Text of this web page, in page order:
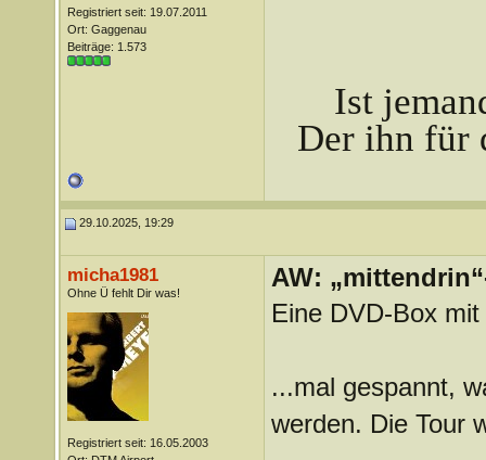
Registriert seit: 19.07.2011
Ort: Gaggenau
Beiträge: 1.573
Ist
Der ihn für
29.10.2025, 19:29
micha1981
Ohne Ü fehlt Dir was!
Registriert seit: 16.05.2003
AW:
Eine DVD-Box
...mal gespannt,
werden. Die Tour